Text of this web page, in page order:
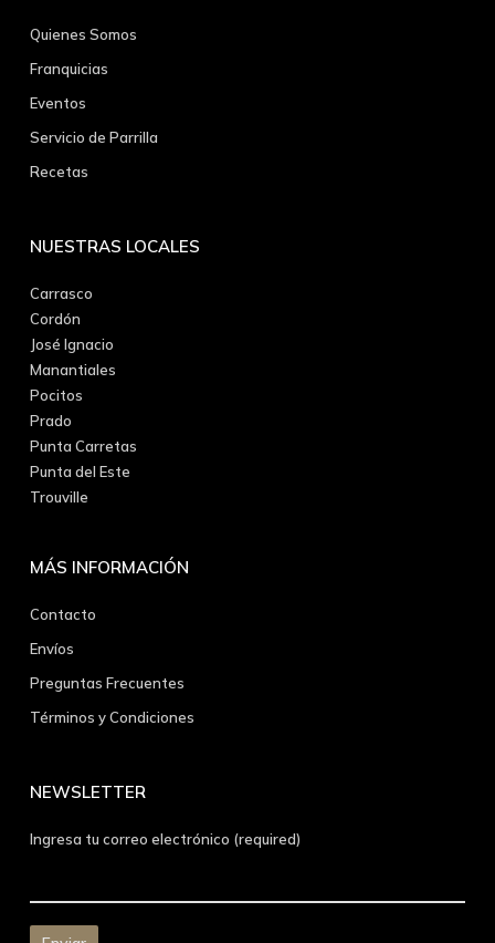
Quienes Somos
Franquicias
Eventos
Servicio de Parrilla
Recetas
NUESTRAS LOCALES
Carrasco
Cordón
José Ignacio
Manantiales
Pocitos
Prado
Punta Carretas
Punta del Este
Trouville
MÁS INFORMACIÓN
Contacto
Envíos
Preguntas Frecuentes
Términos y Condiciones
NEWSLETTER
Ingresa tu correo electrónico (required)